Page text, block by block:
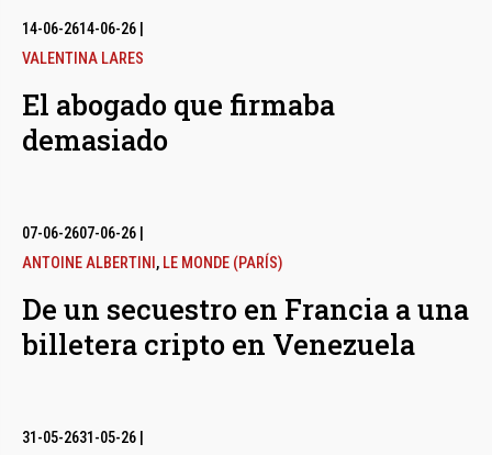
14-06-2614-06-26
VALENTINA LARES
El abogado que firmaba
demasiado
07-06-2607-06-26
ANTOINE ALBERTINI , LE MONDE (PARÍS)
De un secuestro en Francia a una
billetera cripto en Venezuela
31-05-2631-05-26